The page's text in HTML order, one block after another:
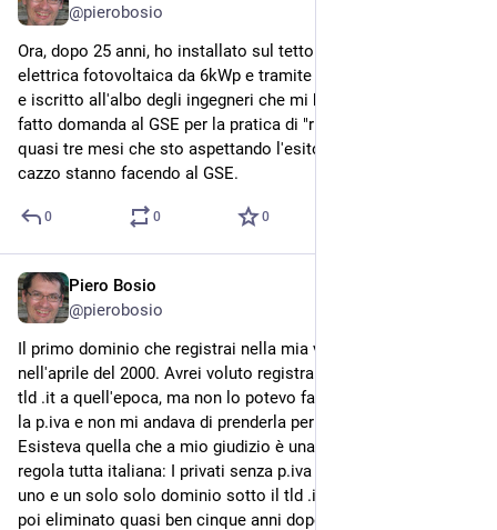
@pierobosio
Ora, dopo 25 anni, ho installato sul tetto di casa una centrale
elettrica fotovoltaica da 6kWp e tramite un ingegnere abilitato
e iscritto all'albo degli ingegneri che mi ha fatto il progetto, ho
fatto domanda al GSE per la pratica di "ritiro dedicato". È da
quasi tre mesi che sto aspettando l'esito. Mi chiedo che
cazzo stanno facendo al GSE.
0 0 0
Piero Bosio
@pierobosio
Il primo dominio che registrai nella mia vita fu fuocoelegna.it,
nell'aprile del 2000. Avrei voluto registrare altri domini sotto il
tld .it a quell'epoca, ma non lo potevo fare perché non avevo
la p.iva e non mi andava di prenderla per una cazzata simile.
Esisteva quella che a mio giudizio è una assurda e stupida
regola tutta italiana: I privati senza p.iva potevano registrare
uno e un solo solo dominio sotto il tld .it. Quel limite venne
poi eliminato quasi ben cinque anni dopo.